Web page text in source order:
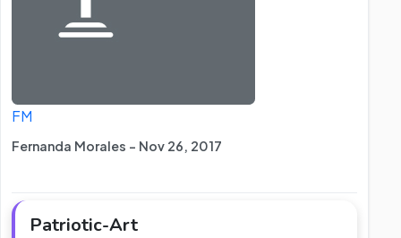
FM
Fernanda Morales - Nov 26, 2017
Patriotic-Art